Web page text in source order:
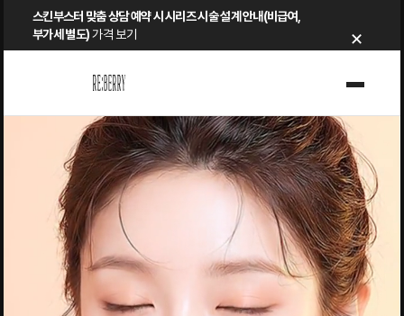
스킨부스터 맞춤 상담 예약 시 시리즈 시술 설계 안내(비급여,
부가세 별도) 가격 보기 ×